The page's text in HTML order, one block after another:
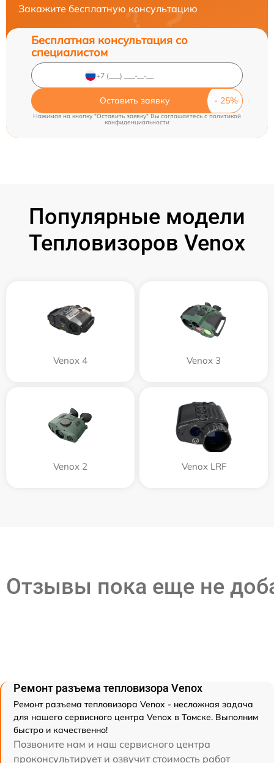
Закажите бесплатную консультацию
Бесплатная консультация со
специалистом
Оставить заявку
Нажимая на кнопку "Оставить заявку" Вы соглашаетесь c политикой
конфиденциальности
Популярные модели
Тепловизоров Venox
Venox 4 Venox 3
Venox 2 Venox LRF
Отзывы пока еще не
Ремонт разъема тепловизора Venox
Ремонт разъема тепловизора Venox - несложная задача
для нашего сервисного центра Venox в Томске. Выполним
быстро и качественно!
Позвоните нам и наш сервисного центра
проконсультирует и озвучит стоимость работ